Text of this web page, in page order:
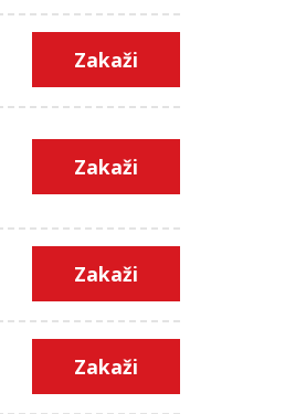
Zakaži
Zakaži
Zakaži
Zakaži